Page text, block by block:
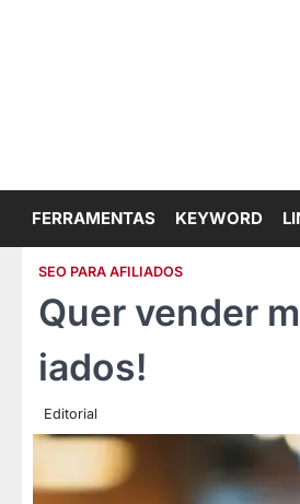
FERRAMENTAS KEYWORD
SEO PARA AFILIADOS
Quer vender
iados!
Editorial